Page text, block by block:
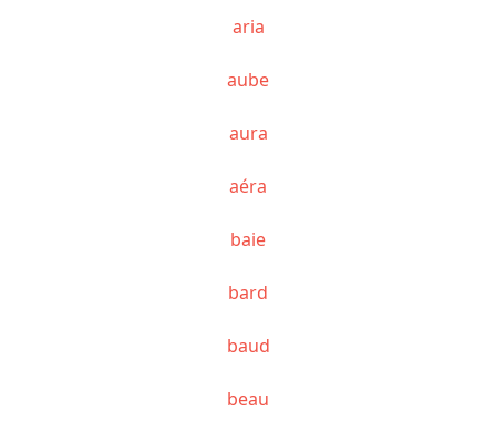
aria
aube
aura
aéra
baie
bard
baud
beau